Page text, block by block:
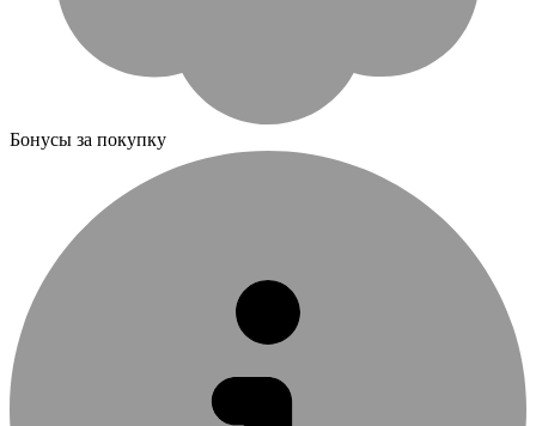
Бонусы за покупку